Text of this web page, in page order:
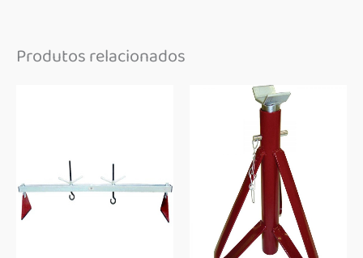
Produtos relacionados